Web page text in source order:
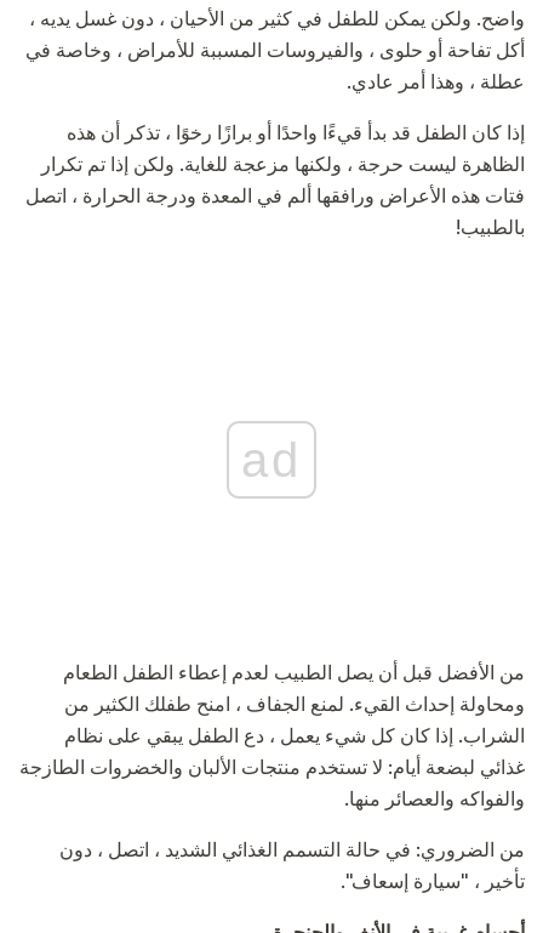
واضح. ولكن يمكن للطفل في كثير من الأحيان ، دون غسل يديه ،
أكل تفاحة أو حلوى ، والفيروسات المسببة للأمراض ، وخاصة في
عطلة ، وهذا أمر عادي.
إذا كان الطفل قد بدأ قيءًا واحدًا أو برازًا رخوًا ، تذكر أن هذه
الظاهرة ليست حرجة ، ولكنها مزعجة للغاية. ولكن إذا تم تكرار
فتات هذه الأعراض ورافقها ألم في المعدة ودرجة الحرارة ، اتصل
بالطبيب!
ad
من الأفضل قبل أن يصل الطبيب لعدم إعطاء الطفل الطعام
ومحاولة إحداث القيء. لمنع الجفاف ، امنح طفلك الكثير من
الشراب. إذا كان كل شيء يعمل ، دع الطفل يبقي على نظام
غذائي لبضعة أيام: لا تستخدم منتجات الألبان والخضروات الطازجة
والفواكه والعصائر منها.
من الضروري: في حالة التسمم الغذائي الشديد ، اتصل ، دون
تأخير ، "سيارة إسعاف".